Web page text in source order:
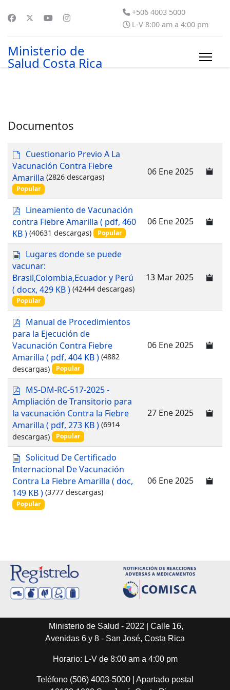
+506 4003 5000
L-V 8:00 am a 4:00 pm
Ministerio de
Salud Costa Rica
Documentos
d
e
f
a
u
Cuestionario Previo A La
Vacunación Contra Fiebre
Amarilla (2826 descargas)
Popular
06 Ene 2025
p
d
f
Lineamiento de Vacunación
contra Fiebre Amarilla ( pdf, 460
KB ) (40631 descargas) Popular
06 Ene 2025
d
o
c
u
m
e
n
o
Lugares donde se puede
vacunar:
Brasil,Colombia,Ecuador y Perú
( docx, 429 KB ) (42444 descargas)
Popular
13 Mar 2025
p
d
f
Manual de Procedimientos
para la Ejecución de
Vacunación Contra Fiebre
Amarilla ( pdf, 404 KB ) (4882
descargas)
Popular
06 Ene 2025
p
d
f
MS-DM-RC-517-2025 -
Ampliación de Transitorio para
la vacunación Contra la Fiebre
Amarilla ( pdf, 273 KB ) (6914
descargas)
Popular
27 Ene 2025
d
o
c
u
m
e
Solicitud De Certificado
Internacional De Vacunación
Contra La Fiebre Amarilla ( doc,
149 KB ) (3777 descargas)
Popular
06 Ene 2025
Ministerio de Salud - 2022 | Calle 16,
Avenidas 6 y 8 - San José, Costa Rica
Horario: L-V de 8:00 am a 4:00 pm
Teléfono (506) 4003-5000 | Apartado postal